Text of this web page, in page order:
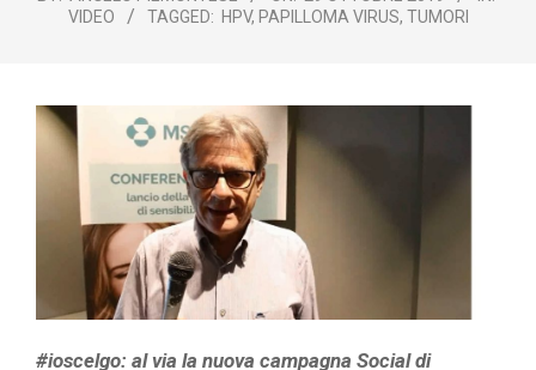
VIDEO
TAGGED: HPV, PAPILLOMA VIRUS, TUMORI
#ioscelgo: al via la nuova campagna Social di